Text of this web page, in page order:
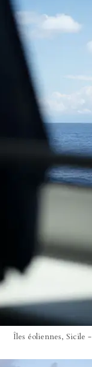
Îles éoliennes, Sicile -